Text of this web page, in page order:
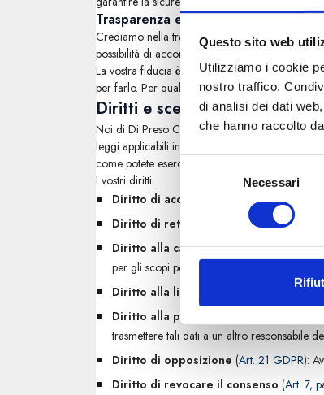
Questo sito web
Utilizziamo i cookie
nostro traffico.
di analisi dei dati
che hanno raccolto
S
e
e
i
n
d
o
s
n
o
Necessari
Trasparenza e controllo
Crediamo nella trasparenza e nel controllo dei
possibilità di acconsentire a tali modifiche.
La vostra fiducia è importante per noi e ci
per farlo. Per qualsiasi domanda o dubbio
Diritti e scelte dell'utente
Noi di Di Preso Ceramiche, conosciamo e
leggi applicabili in materia di protezione dei
come potete esercitarli:
I vostri diritti
Diritto di accesso
Art. 15 GDPR): Avete
Diritto di rettifica
Art. 16 GDPR): Se
Diritto alla cancellazione (“Diritto
per gli scopi per cui sono state raccolte, tra le
Diritto alla limitazione del trattamento
Diritto alla portabilità dei dati
trasmettere tali dati a un altro responsabile
Diritto di opposizione (Art. 21 GDPR):
Diritto di revocare il consenso (Art. 7,